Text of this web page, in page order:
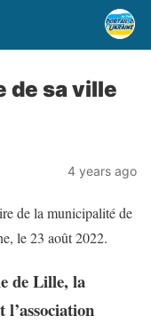
de sa ville
4 years ago
de la municipalité de
le 23 août 2022.
de Lille, la